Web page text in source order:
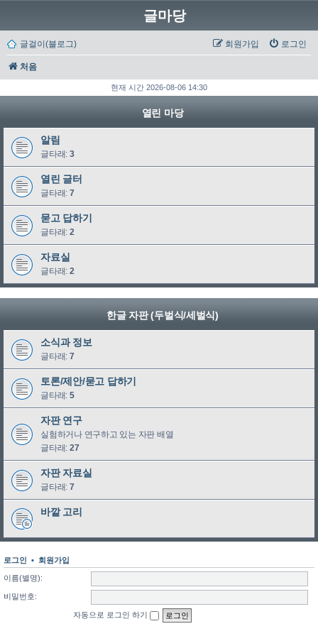
글마당
글걸이(블로그) 로그인
회원가입
처음
현재 시간 2026-08-06 14:30
열린 마당
알림
글타래: 3
열린 글터
글타래: 7
묻고 답하기
글타래: 2
자료실
글타래: 2
한글 자판 (두벌식/세벌식)
소식과 정보
글타래: 7
토론/제안/묻고 답하기
글타래: 5
자판 연구
실험하거나 연구하고 있는 자판 배열
글타래: 27
자판 자료실
글타래: 7
바깥 고리
로그인 • 회원가입
이름(별명):
비밀번호:
자동으로 로그인 하기